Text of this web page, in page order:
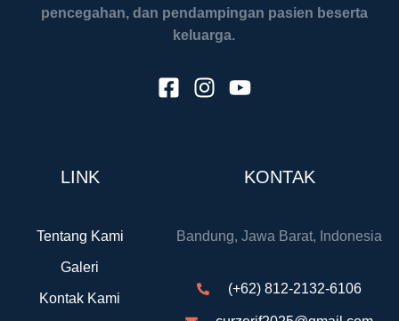
pencegahan, dan pendampingan pasien beserta
keluarga.
LINK
Tentang Kami
Galeri
Kontak Kami
KONTAK
Bandung, Jawa Barat, Indonesia
(+62) 812-2132-6106